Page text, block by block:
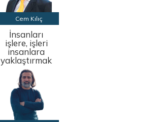
Cem Kılıç
İnsanları
işlere, işleri
insanlara
yaklaştırmak